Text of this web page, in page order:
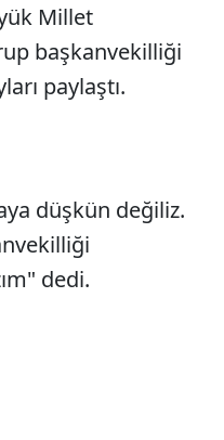
Millet
başkanvekilliği
paylaştı.
düşkün değiliz.
dedi.